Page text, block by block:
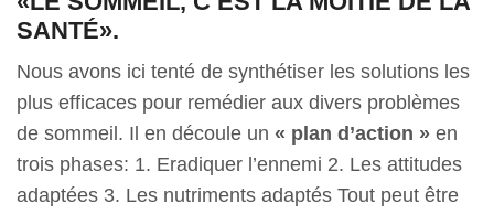
SANTÉ».
Nous avons ici tenté de synthétiser les solutions les
plus efficaces pour remédier aux divers problèmes
de sommeil. Il en découle un « plan d’action » en
trois phases: 1. Eradiquer l’ennemi 2. Les attitudes
adaptées 3. Les nutriments adaptés Tout peut être